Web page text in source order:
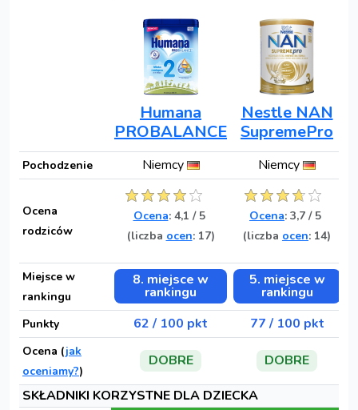
Humana
PROBALANCE
Nestle NAN
SupremePro
Pochodzenie Niemcy Niemcy
Ocena
rodziców
Ocena: 4,1 / 5
(liczba ocen: 17)
Ocena: 3,7 / 5
(liczba ocen: 14)
Miejsce w
rankingu
8. miejsce w
rankingu
5. miejsce w
rankingu
Punkty 62 / 100 pkt 77 / 100 pkt
Ocena (jak
oceniamy?)
DOBRE
DOBRE
SKŁADNIKI KORZYSTNE DLA DZIECKA